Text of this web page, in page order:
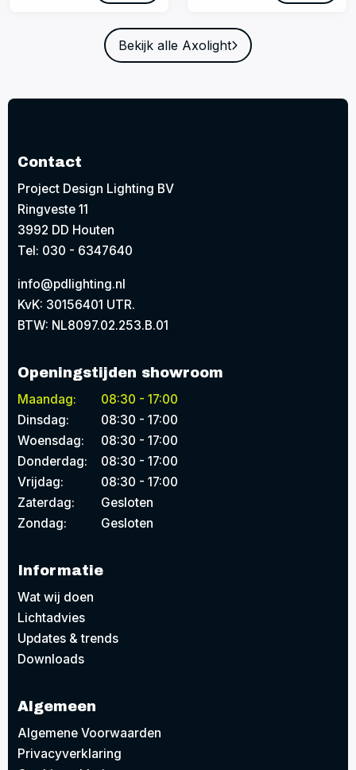
Bekijk alle Axolight
Contact
Project Design Lighting BV
Ringveste 11
3992 DD Houten
Tel: 030 - 6347640
info@pdlighting.nl
KvK: 30156401 UTR.
BTW: NL8097.02.253.B.01
Openingstijden showroom
Maandag:
08:30 - 17:00
Dinsdag:
08:30 - 17:00
Woensdag:
08:30 - 17:00
Donderdag:
08:30 - 17:00
Vrijdag:
08:30 - 17:00
Zaterdag:
Gesloten
Zondag:
Gesloten
Informatie
Wat wij doen
Lichtadvies
Updates & trends
Downloads
Algemeen
Algemene Voorwaarden
Privacyverklaring